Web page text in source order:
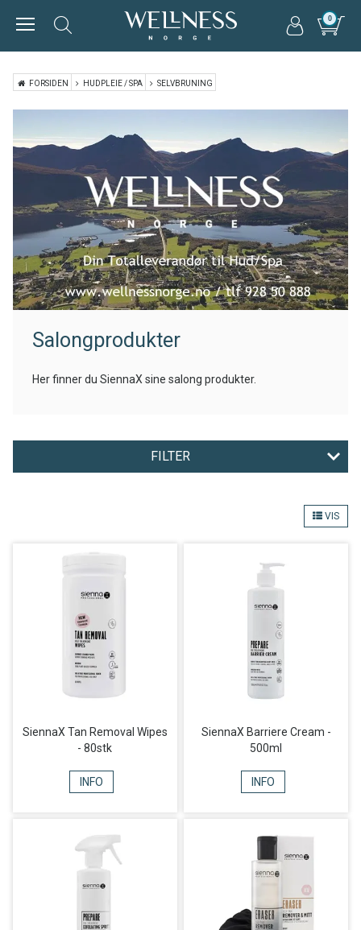
0
FORSIDEN HUDPLEIE / SPA SELVBRUNING
Salongprodukter
Her finner du SiennaX sine salong produkter.
FILTER
VIS
SiennaX Tan Removal Wipes
- 80stk
INFO
SiennaX Barriere Cream -
500ml
INFO